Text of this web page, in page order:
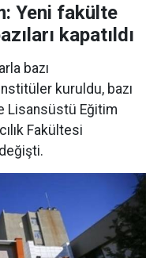
Yeni fakülte
kapatıldı
bazı
kuruldu, bazı
Lisansüstü Eğitim
Fakültesi